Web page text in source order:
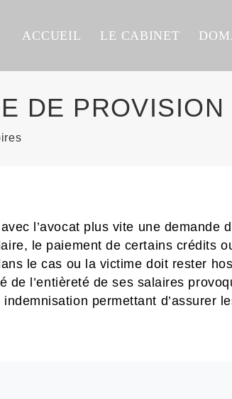
ACCUEIL LE CABINET
DE PROVISION
l’avocat plus vite une
le paiement de certains crédits
le cas ou la victime doit rester
de l’entièreté de ses salaires
permettant d’assurer